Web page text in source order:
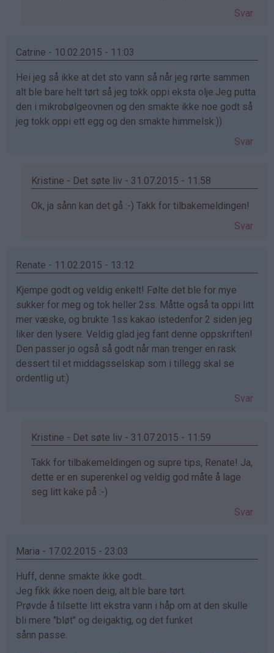
:)
bekreftet)
Svar
Catrine - 10.02.2015 - 11:03
Hei jeg så ikke at det sto vann så når jeg rørte sammen
alt ble bare helt tørt så jeg tokk oppi eksta olje.Jeg putta
den i mikrobølgeovnen og den smakte ikke noe godt så
jeg tokk oppi ett egg og den smakte himmelsk:))
Svar
Kristine - Det søte liv - 31.07.2015 - 11:58
Som
Catrine
bekreftet)
Ok, ja sånn kan det gå :-) Takk for tilbakemeldingen!
Svar
Renate - 11.02.2015 - 13:12
Kjempe godt og veldig enkelt! Følte det ble for mye
sukker for meg og tok heller 2ss. Måtte også ta oppi litt
mer væske, og brukte 1ss kakao istedenfor 2 siden jeg
liker den lysere. Veldig glad jeg fant denne oppskriften!
Den passer jo også så godt når man trenger en rask
dessert til et middagsselskap som i tillegg skal se
ordentlig ut:)
Svar
Kristine - Det søte liv - 31.07.2015 - 11:59
Som
svar
på
bekreftet)
Takk for tilbakemeldingen og supre tips, Renate! Ja,
dette er en superenkel og veldig god måte å lage
seg litt kake på :-)
Svar
Maria - 17.02.2015 - 23:03
Huff, denne smakte ikke godt..
Jeg fikk ikke noen deig, alt ble bare tørt.
Prøvde å tilsette litt ekstra vann i håp om at den skulle
bli mere "bløt" og deigaktig, og det funket
sånn passe.